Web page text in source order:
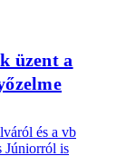
üzent a
és a vb
Júniorról is